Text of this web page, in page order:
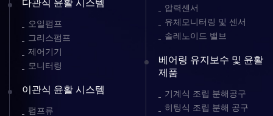
다관식 윤활 시스템
오일펌프
그리스펌프
제어기기
모니터링
이관식 윤활 시스템
펌프류
압력센서
유체모니터링 및 센서
솔레노이드 밸브
베어링 유지보수 및 윤활
제품
기계식 조립 분해공구
히팅식 조립 분해 공구